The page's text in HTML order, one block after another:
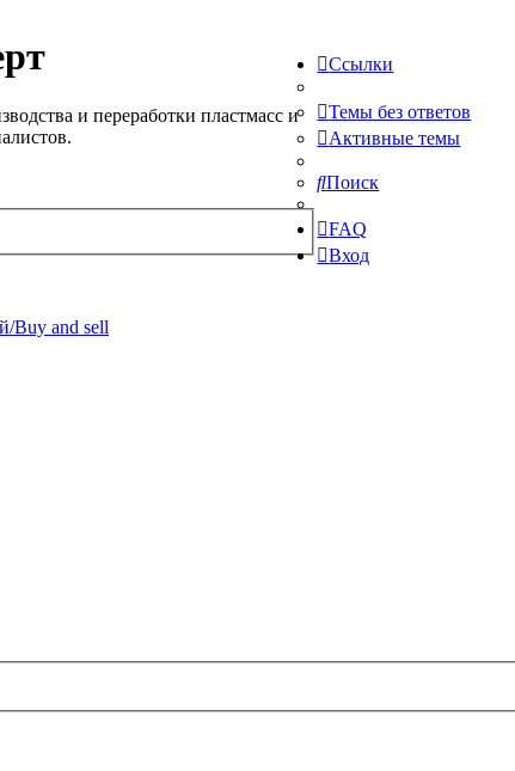
и переработки пластмасс и
Ссылки
Темы без ответов
Активные темы
Поиск
FAQ
Вход
Buy and sell